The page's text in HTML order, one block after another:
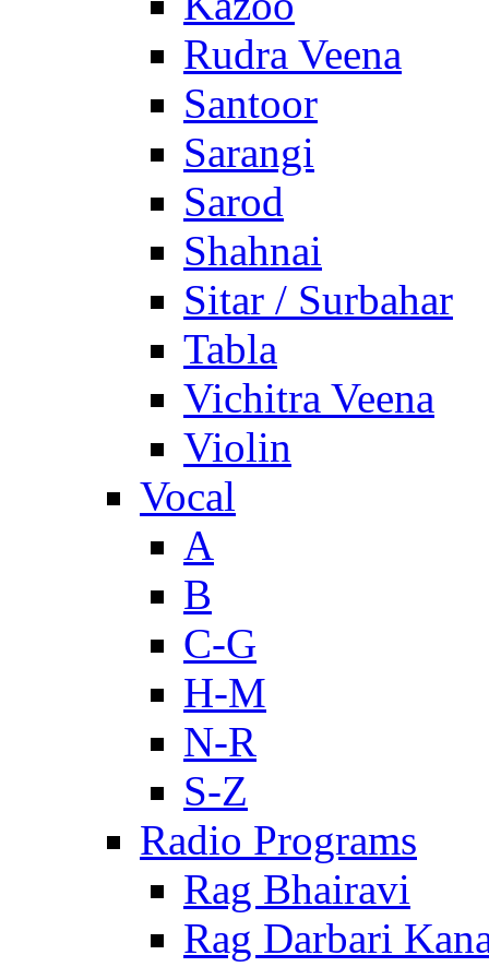
Rudra Veena
Santoor
Sarangi
Sarod
Shahnai
Sitar / Surbahar
Tabla
Vichitra Veena
Violin
Vocal
A
B
C-G
H-M
N-R
S-Z
Radio Programs
Rag Bhairavi
Rag Darbari